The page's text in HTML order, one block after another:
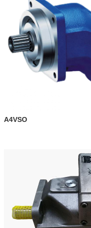
A4VSO